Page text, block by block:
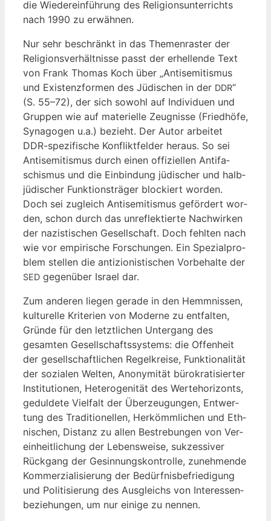
die Wie­der­ein­füh­rung des Reli­gi­ons­un­ter­richts
nach 1990 zu erwähnen.
Nur sehr beschränkt in das The­men­ras­ter der
Reli­gi­ons­ver­hält­nis­se passt der erhel­len­de Text
von Frank Tho­mas Koch über „Anti­se­mi­tis­mus
und Exis­tenz­for­men des Jüdi­schen in der DDR“
(S. 55–72), der sich sowohl auf Indi­vi­du­en und
Grup­pen wie auf mate­ri­el­le Zeug­nis­se (Fried­hö­fe,
Syn­ago­gen u.a.) bezieht. Der Autor arbei­tet
DDR-spe­zi­fi­sche Kon­flikt­fel­der her­aus. So sei
Anti­se­mi­tis­mus durch einen offi­zi­el­len Anti­fa­
schis­mus und die Ein­bin­dung jüdi­scher und halb­
jü­di­scher Funk­ti­ons­trä­ger blo­ckiert wor­den.
Doch sei zugleich Anti­se­mi­tis­mus geför­dert wor­
den, schon durch das unre­flek­tier­te Nach­wir­ken
der nazis­ti­schen Gesell­schaft. Doch fehl­ten nach
wie vor empi­ri­sche For­schun­gen. Ein Spe­zi­al­pro­
blem stel­len die anti­zio­nis­ti­schen Vor­be­hal­te der
SED gegen­über Isra­el dar.
Zum ande­ren lie­gen gera­de in den Hemm­nis­sen,
kul­tu­rel­le Kri­te­ri­en von Moder­ne zu ent­fal­ten,
Grün­de für den letzt­li­chen Unter­gang des
gesam­ten Gesell­schafts­sys­tems: die Offen­heit
der gesell­schaft­li­chen Regel­krei­se, Funk­tio­na­li­tät
der sozia­len Wel­ten, Anony­mi­tät büro­kra­ti­sier­ter
Insti­tu­tio­nen, Hete­ro­ge­ni­tät des Wer­te­ho­ri­zonts,
gedul­de­te Viel­falt der Über­zeu­gun­gen, Ent­wer­
tung des Tra­di­tio­nel­len, Her­kömm­li­chen und Eth­
ni­schen, Distanz zu allen Bestre­bun­gen von Ver­
ein­heit­li­chung der Lebens­wei­se, suk­zes­si­ver
Rück­gang der Gesin­nungs­kon­trol­le, zuneh­men­de
Kom­mer­zia­li­sie­rung der Bedürf­nis­be­frie­di­gung
und Poli­ti­sie­rung des Aus­gleichs von Inter­es­sen­
be­zie­hun­gen, um nur eini­ge zu nennen.